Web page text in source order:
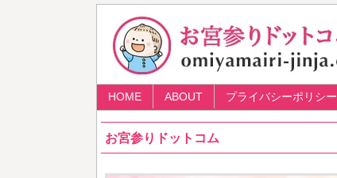
お宮参りドットコム
HOME ABOUT プライバシーポリシー